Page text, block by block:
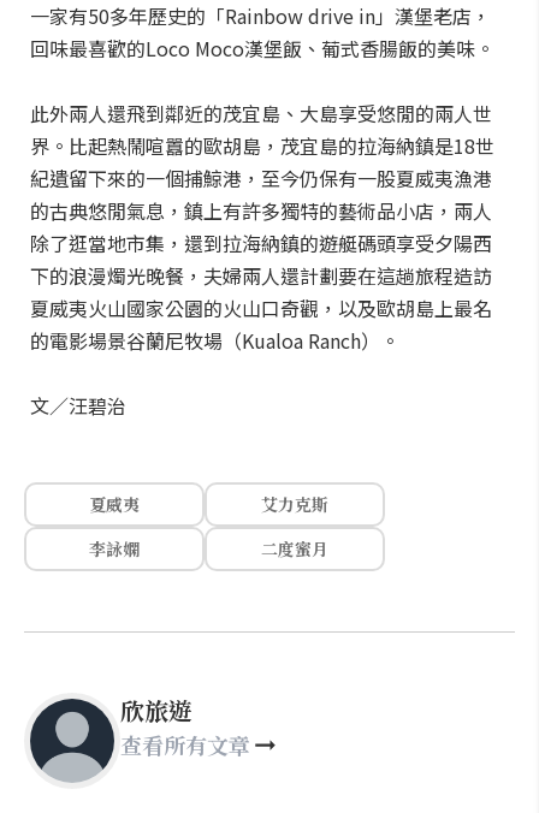
一家有50多年歷史的「Rainbow drive in」漢堡老店，
回味最喜歡的Loco Moco漢堡飯、葡式香腸飯的美味。
此外兩人還飛到鄰近的茂宜島、大島享受悠閒的兩人世
界。比起熱鬧喧囂的歐胡島，茂宜島的拉海納鎮是18世
紀遺留下來的一個捕鯨港，至今仍保有一股夏威夷漁港
的古典悠閒氣息，鎮上有許多獨特的藝術品小店，兩人
除了逛當地市集，還到拉海納鎮的遊艇碼頭享受夕陽西
下的浪漫燭光晚餐，夫婦兩人還計劃要在這趟旅程造訪
夏威夷火山國家公園的火山口奇觀，以及歐胡島上最名
的電影場景谷蘭尼牧場（Kualoa Ranch）。
文／汪碧治
夏威夷
艾力克斯
李詠嫻
二度蜜月
欣旅遊
查看所有文章